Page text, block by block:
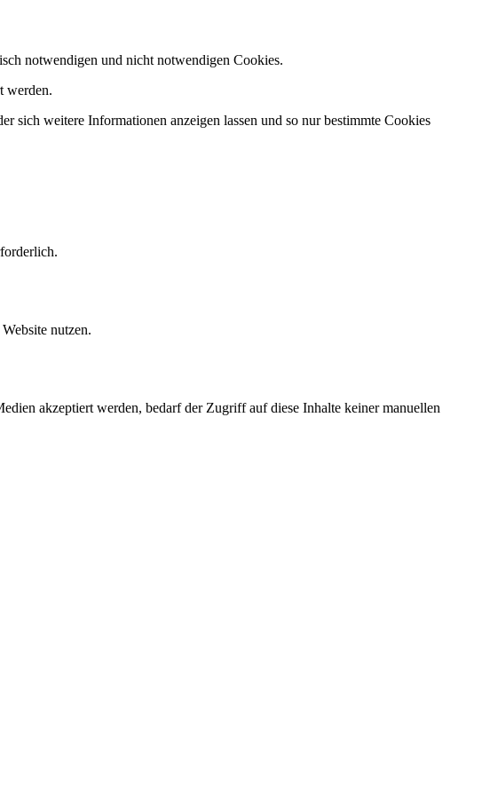
notwendigen und nicht notwendigen Cookies.
werden.
sich weitere Informationen anzeigen lassen und so nur bestimmte Cookies
nutzen.
akzeptiert werden, bedarf der Zugriff auf diese Inhalte keiner manuellen